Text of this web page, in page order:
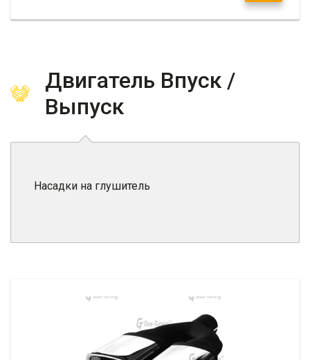
Двигатель Впуск /
Выпуск
Насадки на глушитель